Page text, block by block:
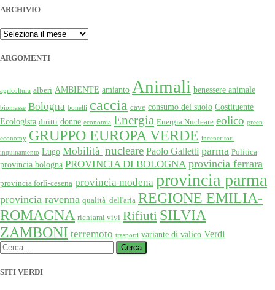
ARCHIVIO
ARCHIVIO
ARGOMENTI
agricoltura alberi AMBIENTE amianto Animali benessere animale
biomasse Bologna bonelli caccia cave consumo del suolo Costituente
Ecologista diritti donne economia Energia Energia Nucleare eolico green
economy GRUPPO EUROPA VERDE inceneritori
inquinamento Lugo Mobilità nucleare Paolo Galletti parma Politica
provincia bologna PROVINCIA DI BOLOGNA provincia ferrara
provincia forlì-cesena provincia modena provincia parma
provincia ravenna qualità dell'aria REGIONE EMILIA-
ROMAGNA richiami vivi Rifiuti SILVIA
ZAMBONI terremoto trasporti variante di valico Verdi
Ricerca
per:
SITI VERDI